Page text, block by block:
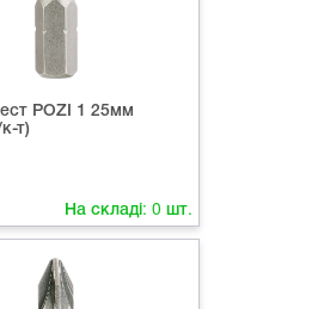
POZI 1 25мм
т)
На складі: 0 шт.